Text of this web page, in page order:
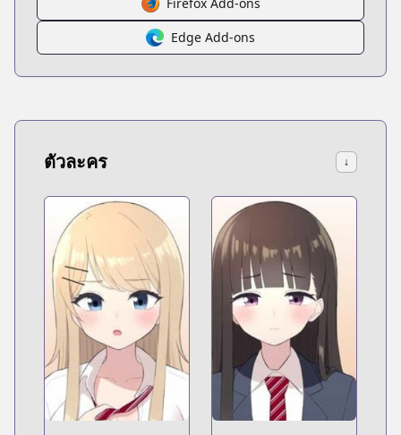
Edge Add-ons
ตัวละคร ↓